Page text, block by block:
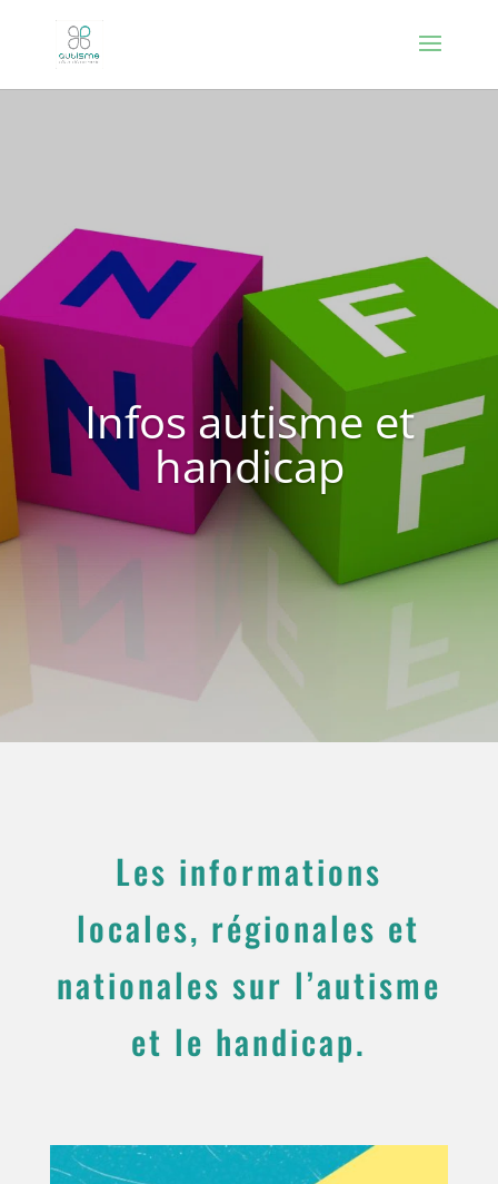
Infos autisme et
handicap
Les informations
locales, régionales et
nationales sur l’autisme
et le handicap.